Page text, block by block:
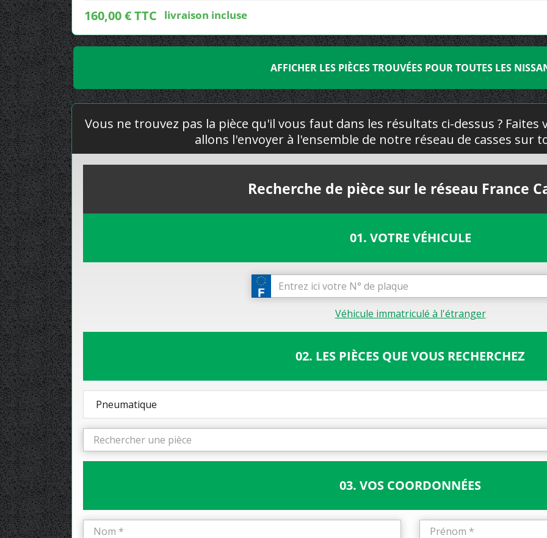
160,00 € TTC livraison incluse
AFFICHER LES PIÈCES TROUVÉES POUR TOUTES LES
Vous ne trouvez pas la pièce qu'il vous faut dans les résultats ci-dessus ? Faites
allons l'envoyer à l'ensemble de notre réseau de casses sur
Recherche de pièce sur le réseau France
01. VOTRE VÉHICULE
Véhicule immatriculé à l'étranger
02. LES PIÈCES QUE VOUS RECHERCHEZ
Pneumatique
03. VOS COORDONNÉES